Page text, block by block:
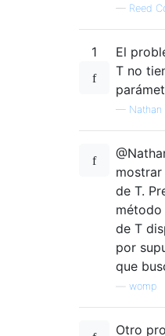
— Reed
1
El
T no
— Nathan
de T.
de T
por
que
womp
Otro